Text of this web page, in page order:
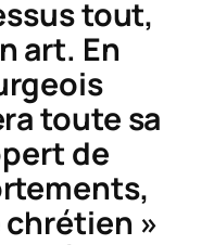
tout,
art. En
toute sa
de
»